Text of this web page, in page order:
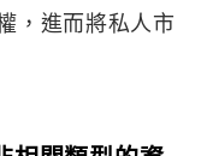
，進而將私人市